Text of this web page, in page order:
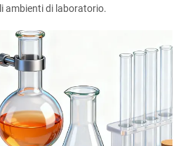
ambienti di laboratorio.